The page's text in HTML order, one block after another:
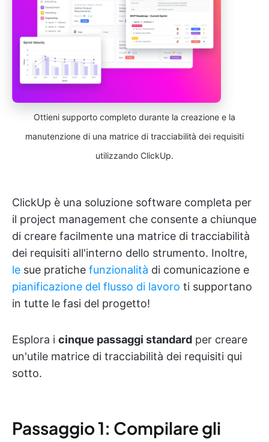
Ottieni supporto completo durante la creazione e la
manutenzione di una matrice di tracciabilità dei requisiti
utilizzando ClickUp.
ClickUp è una soluzione software completa per
il project management che consente a chiunque
di creare facilmente una matrice di tracciabilità
dei requisiti all'interno dello strumento. Inoltre,
le sue pratiche funzionalità di comunicazione e
pianificazione del flusso di lavoro ti supportano
in tutte le fasi del progetto!
Esplora i cinque passaggi standard per creare
un'utile matrice di tracciabilità dei requisiti qui
sotto.
Passaggio 1: Compilare gli